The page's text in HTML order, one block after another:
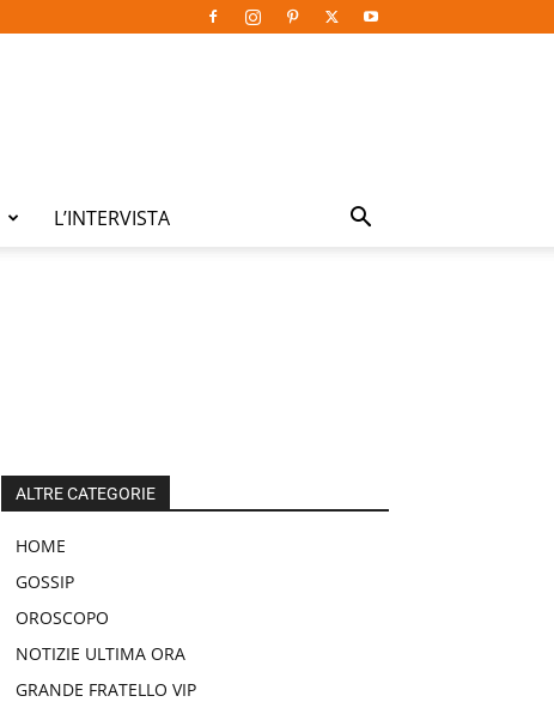
L’INTERVISTA
ALTRE CATEGORIE
HOME
GOSSIP
OROSCOPO
NOTIZIE ULTIMA ORA
GRANDE FRATELLO VIP